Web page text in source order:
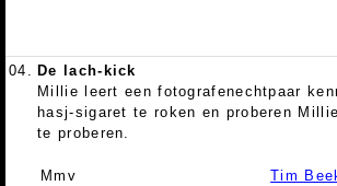
04. De lach-kick
Millie leert een fotografenechtpaar
hasj-sigaret te roken en proberen
te proberen.
Mmv
Tim